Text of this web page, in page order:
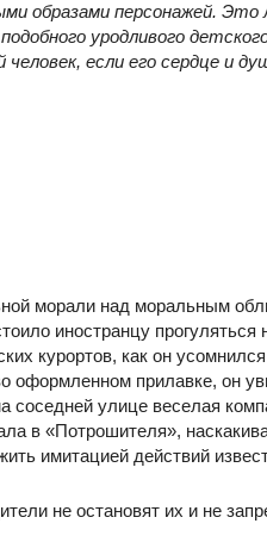
образами персонажей. Это
уродливого
если его сердце и
морали над моральным
иностранцу прогуляться
курортов, как он
оформленном прилавке, он
улице веселая
в «Потрошителя»,
имитацией действий
не остановят их и не